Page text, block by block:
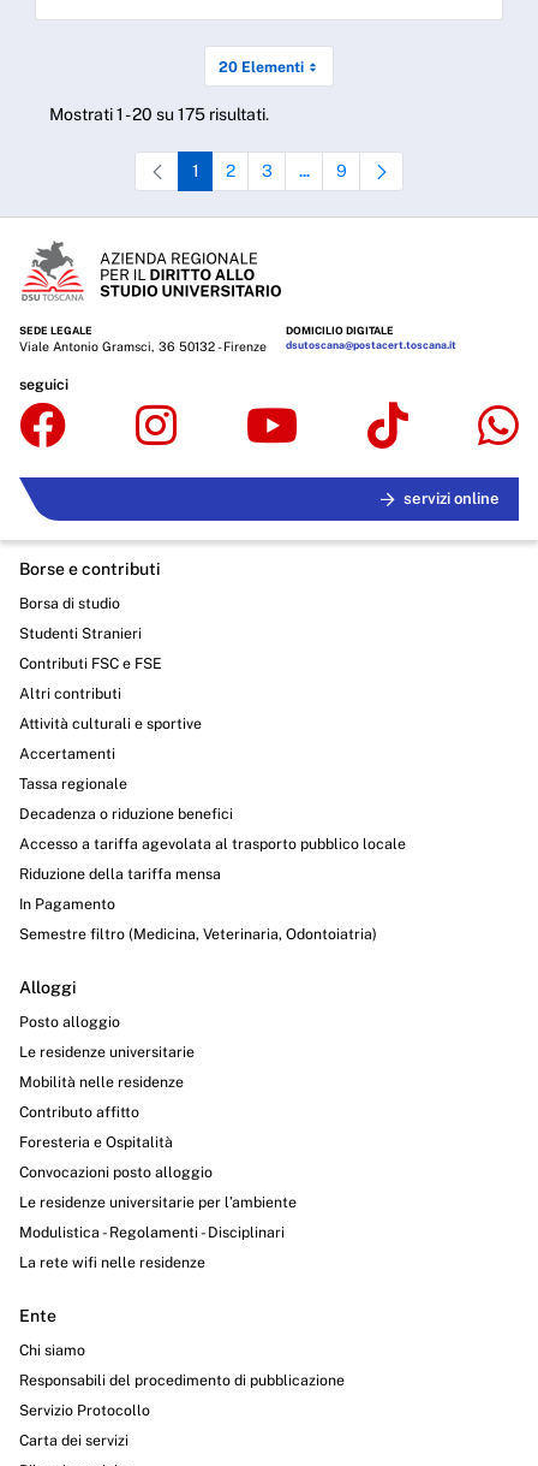
20 Elementi
Mostrati 1 - 20 su 175 risultati.
Pagina
1 Pagina
2 Pagina
3 ...Pagine intermedie Use TAB to
Pagina
9
SEDE LEGALE
Viale Antonio Gramsci, 36 50132 - Firenze
DOMICILIO DIGITALE
dsutoscana@postacert.toscana.it
seguici
servizi online
Borse e contributi
Borsa di studio
Studenti Stranieri
Contributi FSC e FSE
Altri contributi
Attività culturali e sportive
Accertamenti
Tassa regionale
Decadenza o riduzione benefici
Accesso a tariffa agevolata al trasporto pubblico locale
Riduzione della tariffa mensa
In Pagamento
Semestre filtro (Medicina, Veterinaria, Odontoiatria)
Alloggi
Posto alloggio
Le residenze universitarie
Mobilità nelle residenze
Contributo affitto
Foresteria e Ospitalità
Convocazioni posto alloggio
Le residenze universitarie per l’ambiente
Modulistica - Regolamenti - Disciplinari
La rete wifi nelle residenze
Ente
Chi siamo
Responsabili del procedimento di pubblicazione
Servizio Protocollo
Carta dei servizi